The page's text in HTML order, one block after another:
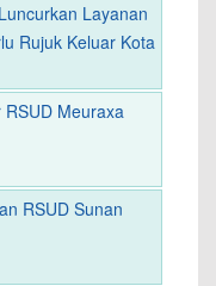
Layanan
Rujuk Keluar Kota
Meuraxa
RSUD Sunan